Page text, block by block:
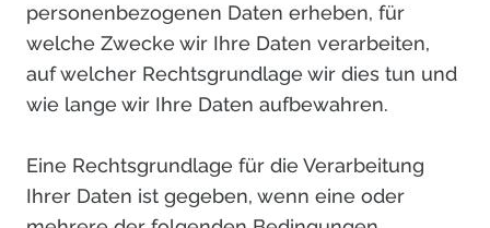
personenbezogenen Daten erheben, für
welche Zwecke wir Ihre Daten verarbeiten,
auf welcher Rechtsgrundlage wir dies tun und
wie lange wir Ihre Daten aufbewahren.
Eine Rechtsgrundlage für die Verarbeitung
Ihrer Daten ist gegeben, wenn eine oder